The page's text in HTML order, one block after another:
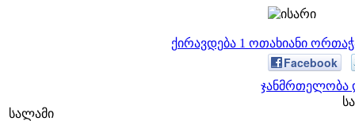
ქირავდება 1 ოთახიანი
სალამი
Facebook
ჯანმრთელობა